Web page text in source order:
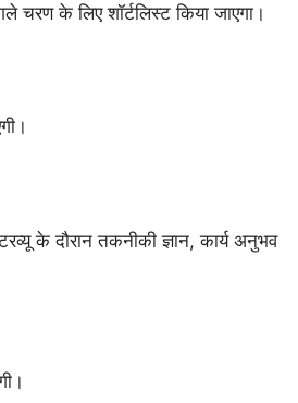
चरण के लिए शॉर्टलिस्ट किया जाएगा।
के दौरान तकनीकी ज्ञान, कार्य अनुभव